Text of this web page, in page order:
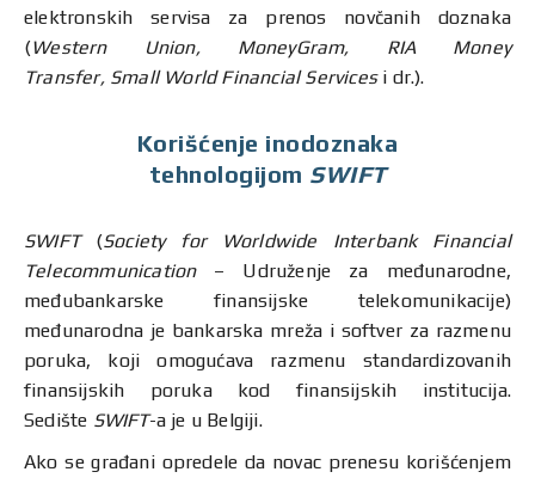
elektronskih servisa za prenos novčanih doznaka
(Western Union, MoneyGram, RIA Money
Transfer, Small World Financial Servicesi dr.).
Korišćenje inodoznaka
tehnologijom SWIFT
SWIFT (Society for Worldwide Interbank Financial
Telecommunication– Udruženje za međunarodne,
međubankarske finansijske telekomunikacije)
međunarodna je bankarska mreža i softver za razmenu
poruka, koji omogućava razmenu standardizovanih
finansijskih poruka kod finansijskih institucija.
Sedište SWIFT-a je u Belgiji.
Ako se građani opredele da novac prenesu korišćenjem